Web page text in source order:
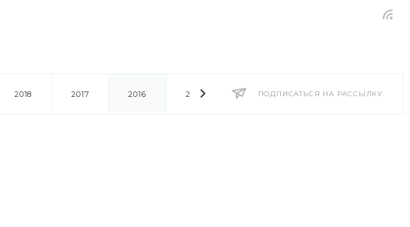
ПОДПИСАТЬСЯ НА РАССЫЛКУ
2018 2017 2016 2014 2013 2012 2011